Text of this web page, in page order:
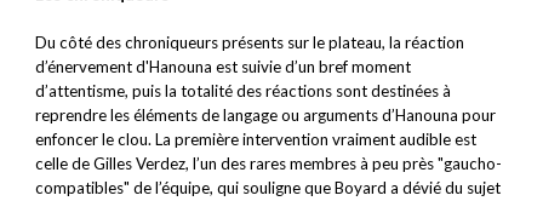
Du côté des chroniqueurs présents sur le plateau, la réaction
d’énervement d'Hanouna est suivie d’un bref moment
d’attentisme, puis la totalité des réactions sont destinées à
reprendre les éléments de langage ou arguments d’Hanouna pour
enfoncer le clou. La première intervention vraiment audible est
celle de Gilles Verdez, l’un des rares membres à peu près "gaucho-
compatibles" de l’équipe, qui souligne que Boyard a dévié du sujet